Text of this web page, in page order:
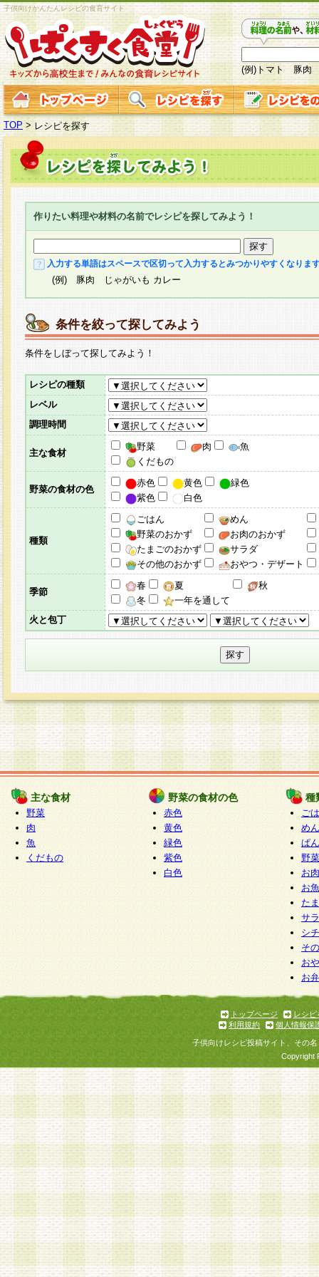
子供向けかんたんレシピの食育サイト
(例)トマト 豚肉
TOP > レシピを探す
作りたい料理や材料の名前でレシピを探してみよう！
入力する単語はスペースで区切って入力するとみつかりやすくなりま
(例) 豚肉 じゃがいも カレー
条件を絞って探してみよう
条件をしぼって探してみよう！
レシピの種類
レベル
調理時間
主な食材
野菜 肉
魚
くだもの
野菜の食材の色
赤色 黄色
緑色
紫色
白色
種類
ごはん
めん
野菜のおかず
お肉のおかず
たまごのおかず
サラダ
その他のおかず
おやつ・デザート
季節
春 夏
秋
冬
一年を通して
火と包丁
主な食材
野菜
肉
魚
くだもの
野菜の食材の色
赤色
黄色
緑色
紫色
白色
種
ご
めん
ぱん
野
お
お
た
サ
シ
そ
お
お
トップページ
レシピ
利用規約
個人情報保
子供向けレシピ投稿サイト、その
Copyright